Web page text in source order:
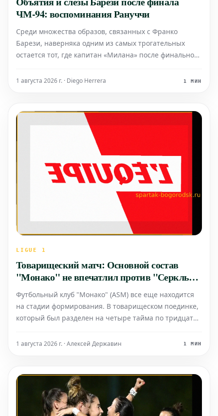
ЧМ-94: воспоминания Рануччи
Среди множества образов, связанных с Франко
Барези, наверняка одним из самых трогательных
остается тот, где капитан «Милана» после финального
года в США, проигранного в серии пенальти,
1 августа 2026 г. · Diego Herrera 1 МИН
LIGUE 1
Товарищеский матч: Основной состав
"Монако" не впечатлил против "Серкль
Брюгге", молодые игроки добились ничьей
Футбольный клуб "Монако" (ASM) все еще находится
на стадии формирования. В товарищеском поединке,
который был разделен на четыре тайма по тридцать
уверенную победу над "Серкль Брюгге" в эту пятницу.
1 августа 2026 г. · Алексей Державин 1 МИН